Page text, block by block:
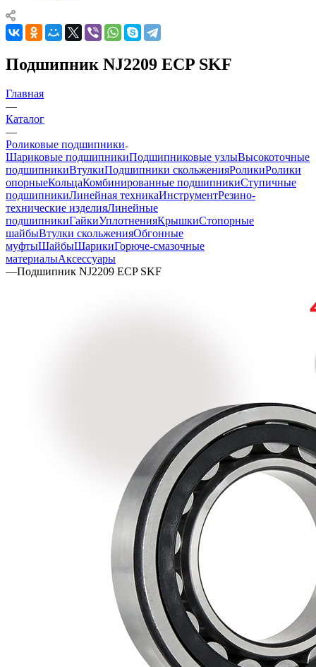
Подшипник NJ2209 ECP SKF
Главная
—
Каталог
—
Роликовые подшипники
Шариковые подшипникиПодшипниковые узлыВысокоточные
подшипникиВтулкиПодшипники скольженияРоликиРолики
опорныеКольцаКомбинированные подшипникиСтупичные
подшипникиЛинейная техникаИнструментРезино-
технические изделияЛинейные
подшипникиГайкиУплотненияКрышкиСтопорные
шайбыВтулки скольженияОбгонные
муфтыШайбыШарикиГорюче-смазочные
материалыАксессуары
—Подшипник NJ2209 ECP SKF